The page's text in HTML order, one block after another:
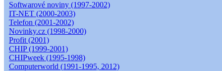
Softwarové noviny (1997-2002)
IT-NET (2000-2003)
Telefon (2001-2002)
Novinky.cz (1998-2000)
Profit (2001)
CHIP (1999-2001)
CHIPweek (1995-1998)
Computerworld (1991-1995, 2012)